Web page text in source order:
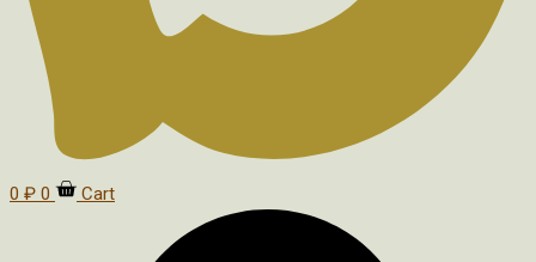
0 ₽ 0 Cart